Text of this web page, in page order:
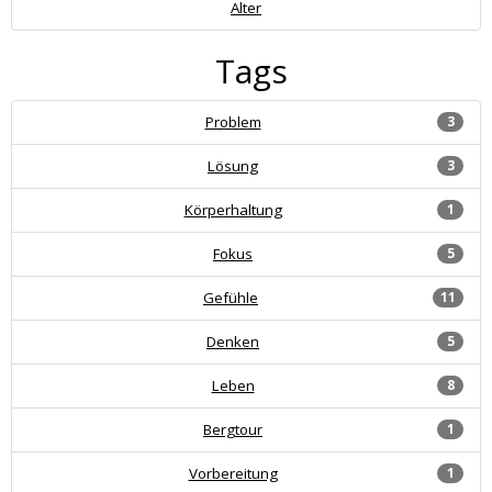
Alter
Tags
3
Problem
3
Lösung
1
Körperhaltung
5
Fokus
11
Gefühle
5
Denken
8
Leben
1
Bergtour
1
Vorbereitung